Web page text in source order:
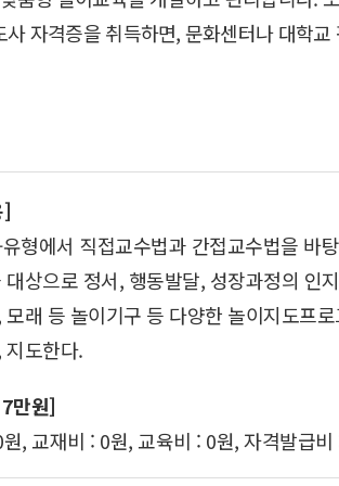
자격증을 취득하면, 문화센터나 대학
]
형에서 직접교수법과 간접교수법을 바
대상으로 정서, 행동발달, 성장과정의 인
모래 등 놀이기구 등 다양한 놀이지도프
도한다.
만원]
, 교재비 : 0원, 교육비 : 0원, 자격발급비